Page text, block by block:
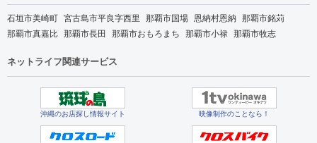
石垣市美崎町 宮古島市平良字西里 那覇市国場 恩納村恩納 那覇市銘苅
那覇市真嘉比 那覇市長田 那覇市おもろまち 那覇市小禄 那覇市牧志
ネットライフ関連サービス
沖縄のお店探し情報サイト 映像制作のことなら！